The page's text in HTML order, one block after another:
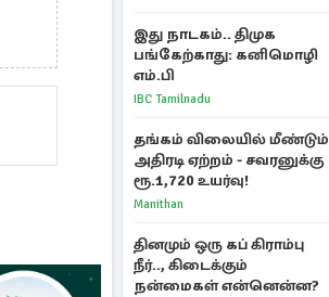
இது நாடகம்.. திமுக
பங்கேற்காது: கனிமொழி
எம்.பி
IBC Tamilnadu
தங்கம் விலையில் மீண்டும்
அதிரடி ஏற்றம் - சவரனுக்கு
ரூ.1,720 உயர்வு!
Manithan
தினமும் ஒரு கப் கிராம்பு
நீர்.., கிடைக்கும்
நன்மைகள் என்னென்ன?